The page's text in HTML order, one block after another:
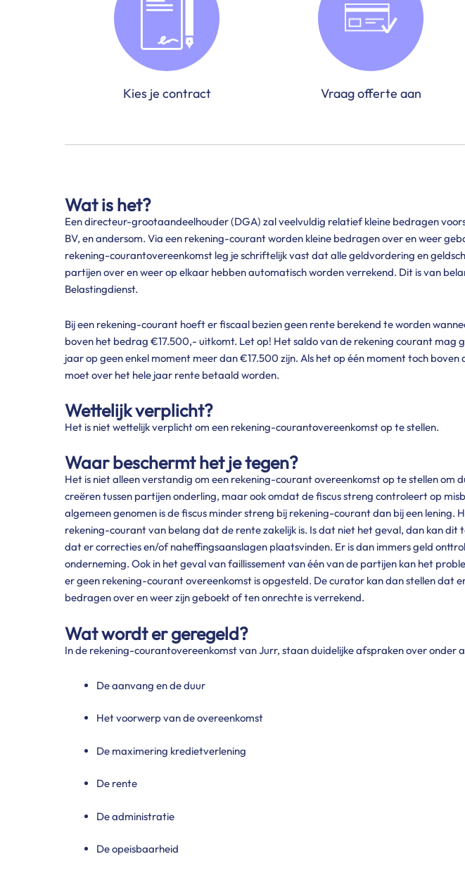
Kies je contract Vraag offerte aan
Wat is het?
Een directeur-grootaandeelhouder (DGA) zal veelvuldig relatief kleine bedragen
BV, en andersom. Via een rekening-courant worden kleine bedragen over en weer
rekening-courantovereenkomst leg je schriftelijk vast dat alle geldvordering en
partijen over en weer op elkaar hebben automatisch worden verrekend. Dit is van
Belastingdienst.
Bij een rekening-courant hoeft er fiscaal bezien geen rente berekend te worden
boven het bedrag €17.500,- uitkomt. Let op! Het saldo van de rekening courant mag
jaar op geen enkel moment meer dan €17.500 zijn. Als het op één moment toch
moet over het hele jaar rente betaald worden.
Wettelijk verplicht?
Het is niet wettelijk verplicht om een rekening-courantovereenkomst op te stellen.
Waar beschermt het je tegen?
Het is niet alleen verstandig om een rekening-courant overeenkomst op te stellen om
creëren tussen partijen onderling, maar ook omdat de fiscus streng controleert op
algemeen genomen is de fiscus minder streng bij rekening-courant dan bij een lening.
rekening-courant van belang dat de rente zakelijk is. Is dat niet het geval, dan kan dit
dat er correcties en/of naheffingsaanslagen plaatsvinden. Er is dan immers geld
onderneming. Ook in het geval van faillissement van één van de partijen kan het
er geen rekening-courant overeenkomst is opgesteld. De curator kan dan stellen dat
bedragen over en weer zijn geboekt of ten onrechte is verrekend.
Wat wordt er geregeld?
In de rekening-courantovereenkomst van Jurr, staan duidelijke afspraken over onder
De aanvang en de duur
Het voorwerp van de overeenkomst
De maximering kredietverlening
De rente
De administratie
De opeisbaarheid